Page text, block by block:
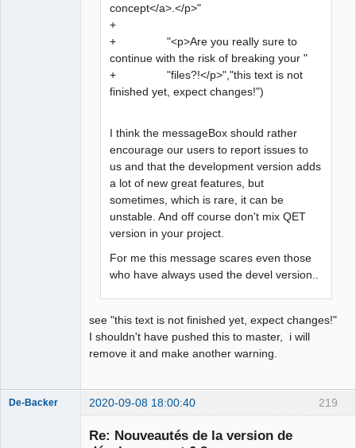
concept</a>.</p>"
+
+ "<p>Are you really sure to
continue with the risk of breaking your "
+ "files?!</p>","this text is not
finished yet, expect changes!")
I think the messageBox should rather
encourage our users to report issues to
us and that the development version adds
a lot of new great features, but
sometimes, which is rare, it can be
unstable. And off course don't mix QET
version in your project.
For me this message scares even those
who have always used the devel version..
see "this text is not finished yet, expect changes!"
I shouldn't have pushed this to master, i will
remove it and make another warning.
219
De-Backer 2020-09-08 18:00:40
Re: Nouveautés de la version de